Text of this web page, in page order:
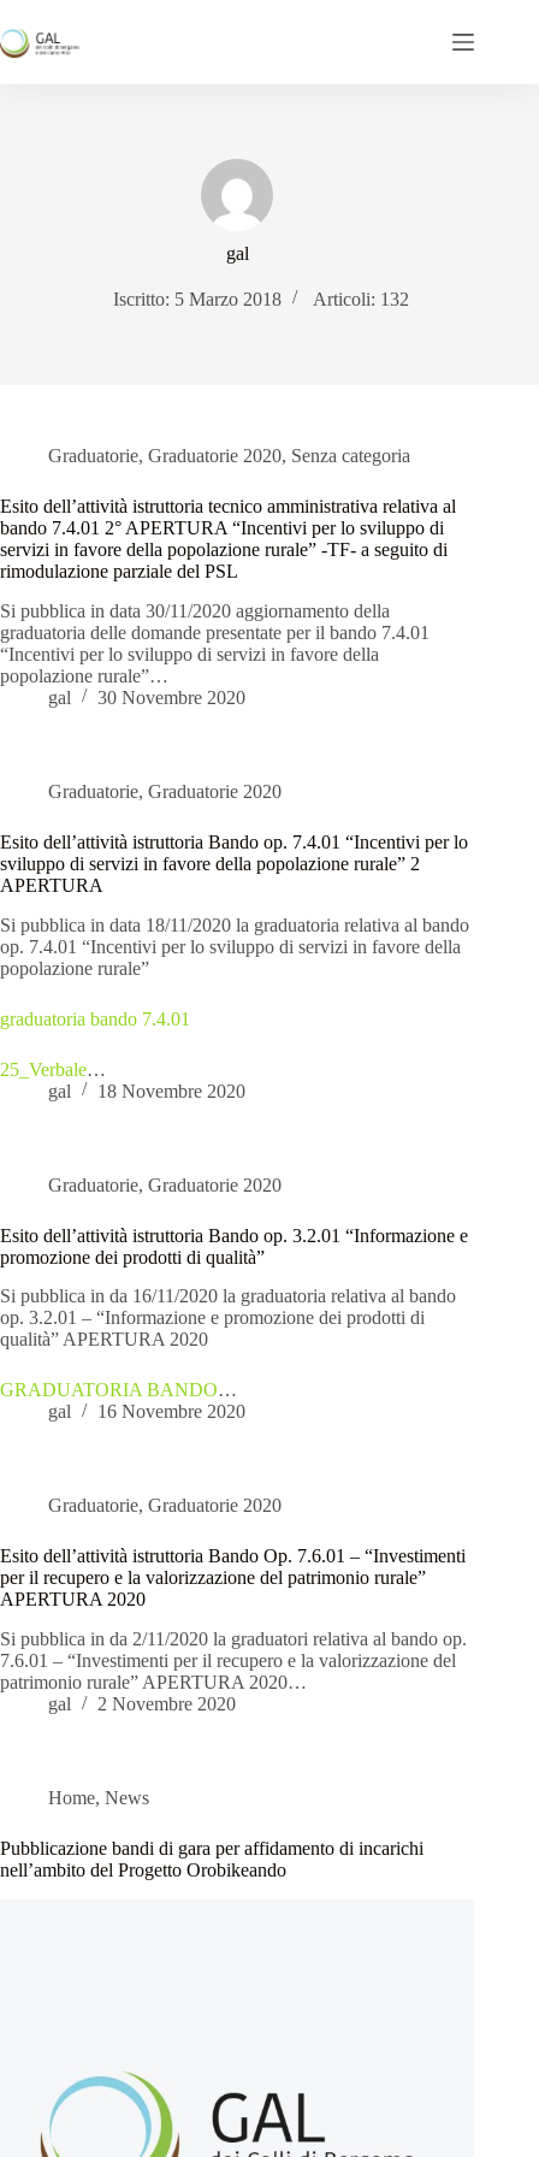
al
contenuto
gal
Iscritto: 5 Marzo 2018 Articoli: 132
Graduatorie, Graduatorie 2020, Senza categoria
Esito dell’attività istruttoria tecnico amministrativa relativa al
bando 7.4.01 2° APERTURA “Incentivi per lo sviluppo di
servizi in favore della popolazione rurale” -TF- a seguito di
rimodulazione parziale del PSL
Si pubblica in data 30/11/2020 aggiornamento della
graduatoria delle domande presentate per il bando 7.4.01
“Incentivi per lo sviluppo di servizi in favore della
popolazione rurale”…
gal
30 Novembre 2020
Graduatorie, Graduatorie 2020
Esito dell’attività istruttoria Bando op. 7.4.01 “Incentivi per lo
sviluppo di servizi in favore della popolazione rurale” 2
APERTURA
Si pubblica in data 18/11/2020 la graduatoria relativa al bando
op. 7.4.01 “Incentivi per lo sviluppo di servizi in favore della
popolazione rurale”
graduatoria bando 7.4.01
25_Verbale…
gal
18 Novembre 2020
Graduatorie, Graduatorie 2020
Esito dell’attività istruttoria Bando op. 3.2.01 “Informazione e
promozione dei prodotti di qualità”
Si pubblica in da 16/11/2020 la graduatoria relativa al bando
op. 3.2.01 – “Informazione e promozione dei prodotti di
qualità” APERTURA 2020
GRADUATORIA BANDO…
gal
16 Novembre 2020
Graduatorie, Graduatorie 2020
Esito dell’attività istruttoria Bando Op. 7.6.01 – “Investimenti
per il recupero e la valorizzazione del patrimonio rurale”
APERTURA 2020
Si pubblica in da 2/11/2020 la graduatori relativa al bando op.
7.6.01 – “Investimenti per il recupero e la valorizzazione del
patrimonio rurale” APERTURA 2020…
gal
2 Novembre 2020
Home, News
Pubblicazione bandi di gara per affidamento di incarichi
nell’ambito del Progetto Orobikeando